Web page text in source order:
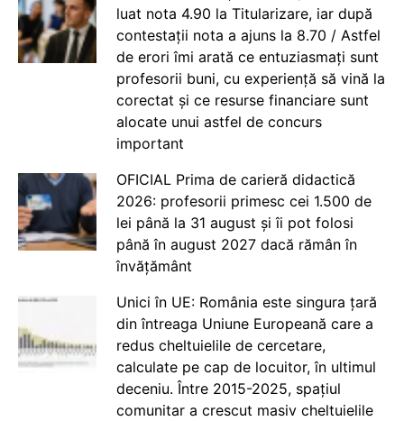
luat nota 4.90 la Titularizare, iar după
contestații nota a ajuns la 8.70 / Astfel
de erori îmi arată ce entuziasmați sunt
profesorii buni, cu experiență să vină la
corectat și ce resurse financiare sunt
alocate unui astfel de concurs
important
OFICIAL Prima de carieră didactică
2026: profesorii primesc cei 1.500 de
lei până la 31 august și îi pot folosi
până în august 2027 dacă rămân în
învățământ
Unici în UE: România este singura țară
din întreaga Uniune Europeană care a
redus cheltuielile de cercetare,
calculate pe cap de locuitor, în ultimul
deceniu. Între 2015-2025, spațiul
comunitar a crescut masiv cheltuielile